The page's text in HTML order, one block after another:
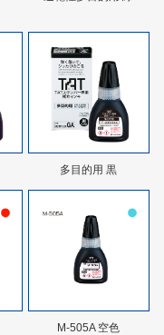
多目的用 黒
M-505A 空色